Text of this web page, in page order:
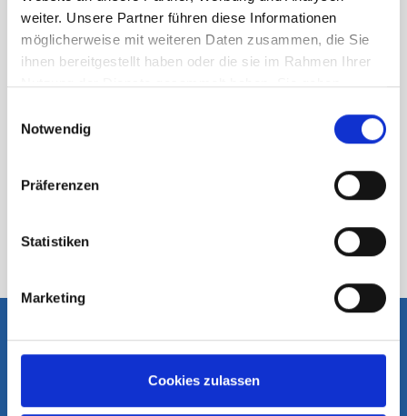
weiter. Unsere Partner führen diese Informationen
möglicherweise mit weiteren Daten zusammen, die Sie
ihnen bereitgestellt haben oder die sie im Rahmen Ihrer
Nutzung der Dienste gesammelt haben. Sie geben
Webseite weiterhin nutzen.
Notwendig
Präferenzen
Statistiken
Marketing
Cookies zulassen
Ansehen
Kontakt & Anfahrt
RUFEN SIE UNS AN